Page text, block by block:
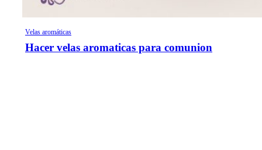
Velas aromáticas
Hacer velas aromaticas para comunion